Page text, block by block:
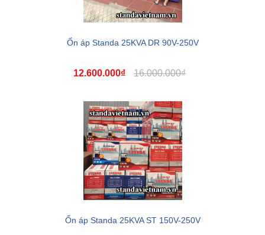
Ổn áp Standa 25KVA DR 90V-250V
12.600.000₫ 16.000.000₫
Ổn áp Standa 25KVA ST 150V-250V